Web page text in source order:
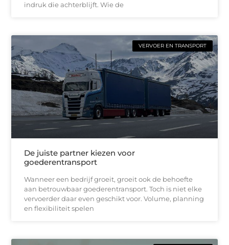
indruk die achterblijft. Wie de
VERVOER EN TRANSPORT
De juiste partner kiezen voor
goederentransport
Wanneer een bedrijf groeit, groeit ook de behoefte
aan betrouwbaar goederentransport. Toch is niet elke
vervoerder daar even geschikt voor. Volume, planning
en flexibiliteit spelen